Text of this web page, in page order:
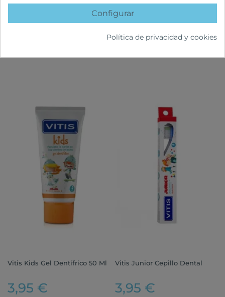
Vitis Kids Gel Dentífrico 50 Ml
3,95 €
Vitis Junior Cepillo Dental
3,95 €
Configurar
Política de privacidad y cookies